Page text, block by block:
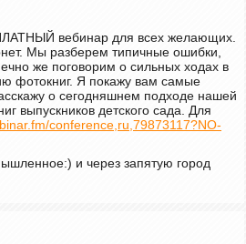
вебинар для всех желающих.
Мы разберем типичные ошибки,
же поговорим о сильных ходах в
фотокниг. Я покажу вам самые
о сегодняшнем подходе нашей
выпускников детского сада. Для
conference,ru,79873117?NO-
и через запятую город